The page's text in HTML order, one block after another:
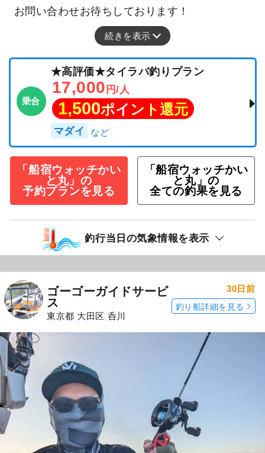
お問い合わせお待ちしております！
続きを表示
乗合
★高評価★タイラバ釣りプラン
17,000 円/人
1,500ポイント還元
マダイ
「船宿ウォッチかい
と丸」の
予約プランを見る
「船宿ウォッチかい
と丸」の
全ての釣果を見る
釣行当日の気象情報を表示
ゴーゴーガイドサービ
ス
東京都 大田区 呑川
30日前
釣り船詳細を見る